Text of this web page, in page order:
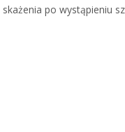
po wystąpieniu